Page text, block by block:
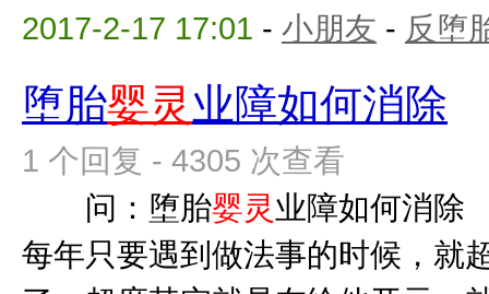
2017-2-17 17:01 - 小朋友 - 反堕
堕胎婴灵 业障如何消除
1 个回复 - 4305 次查看
问：堕胎婴灵业障如何消
每年只要遇到做法事的时候，就